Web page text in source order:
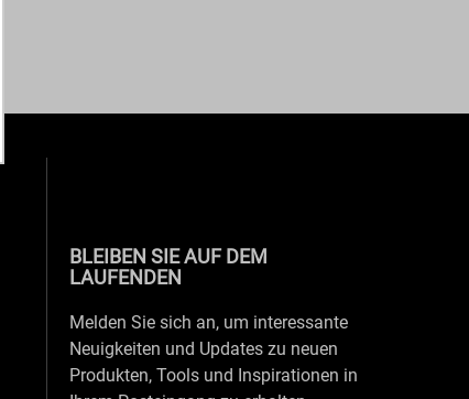
BLEIBEN SIE AUF DEM
LAUFENDEN
Melden Sie sich an, um interessante
Neuigkeiten und Updates zu neuen
Produkten, Tools und Inspirationen in